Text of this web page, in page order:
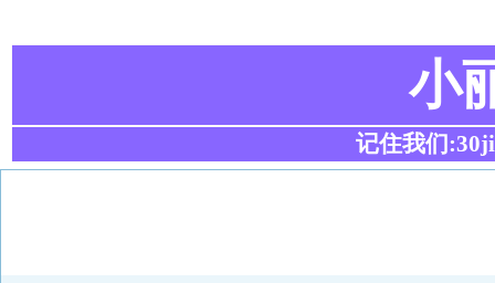
小
记住我们